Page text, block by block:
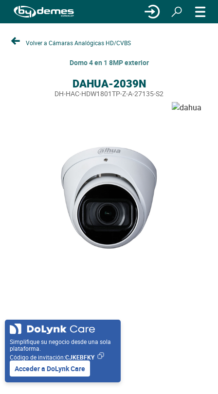
Volver a Cámaras Analógicas HD/CVBS
Domo 4 en 1 8MP exterior
DAHUA-2039N
DH-HAC-HDW1801TP-Z-A-27135-S2
Simplifique su negocio desde una sola
plataforma.
Código de invitación:CJKEBFKY
Acceder a DoLynk Care